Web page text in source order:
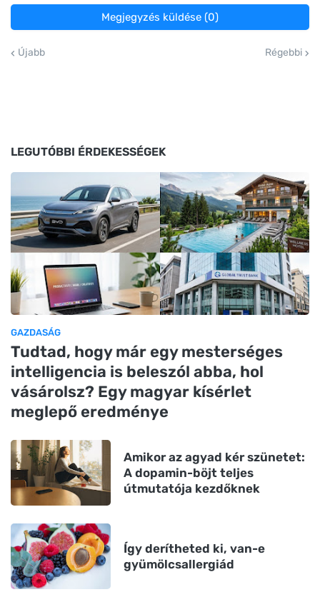
Megjegyzés küldése (0)
Újabb Régebbi
LEGUTÓBBI ÉRDEKESSÉGEK
GAZDASÁG
Tudtad, hogy már egy mesterséges
intelligencia is beleszól abba, hol
vásárolsz? Egy magyar kísérlet
meglepő eredménye
Amikor az agyad kér szünetet:
A dopamin-böjt teljes
útmutatója kezdőknek
Így derítheted ki, van-e
gyümölcsallergiád